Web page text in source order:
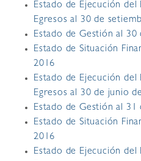
Estado de Ejecución
Egresos al 30 de
Estado de Gestión al
Estado de Situación
2016
Estado de Ejecución
Egresos al 30 de junio
Estado de Gestión al
Estado de Situación
2016
Estado de Ejecución